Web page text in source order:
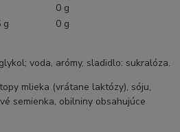
0 g
g
0 g
voda, arómy, sladidlo: sukralóza.
mlieka (vrátane laktózy), sóju,
semienka, obilniny obsahujúce